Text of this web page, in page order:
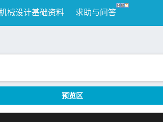
械设计基础资料 求助与问答
预览区